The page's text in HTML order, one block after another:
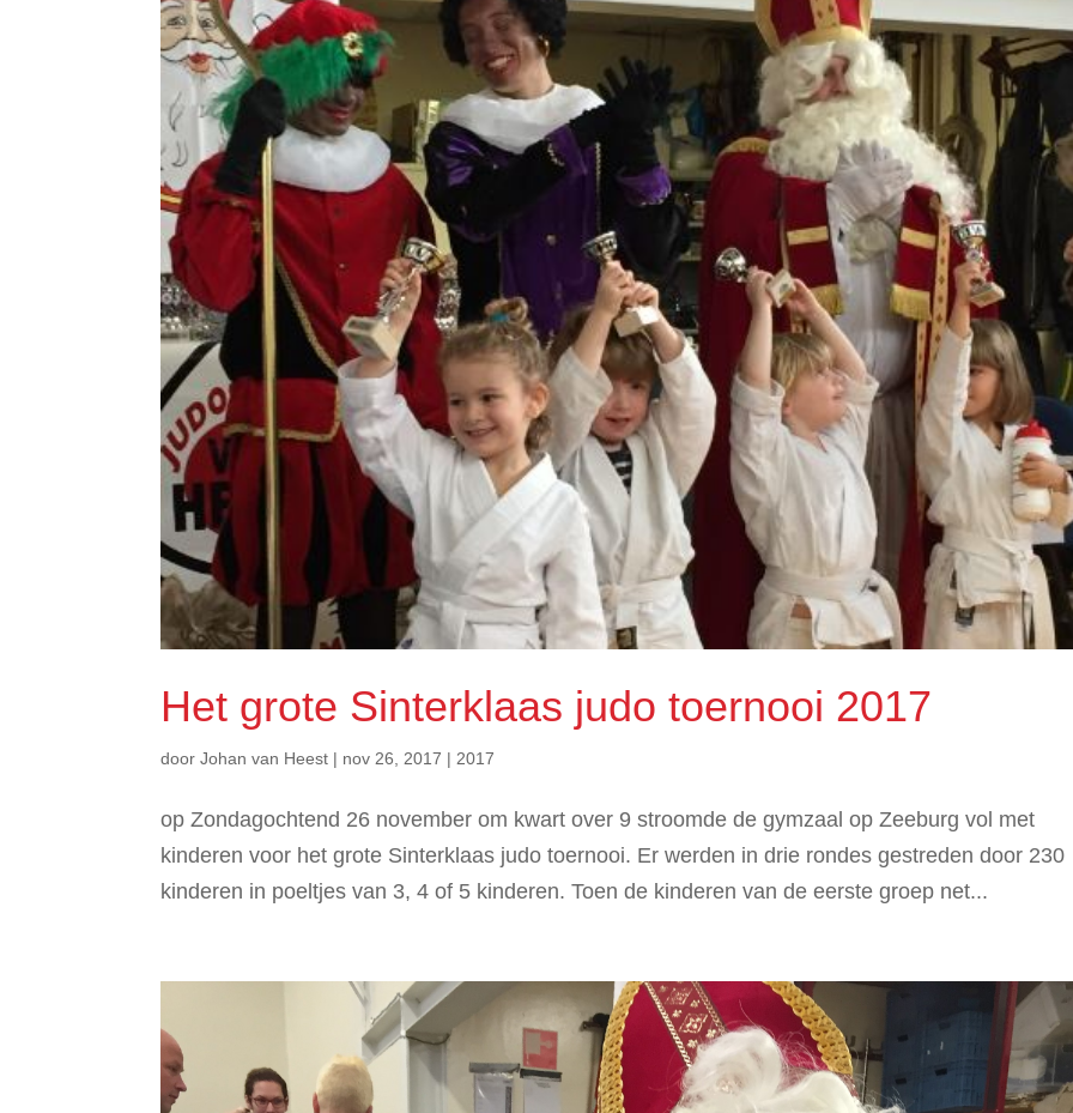
Het grote Sinterklaas judo toernooi 2017
doorJohan van Heest | nov 26, 2017 |2017
op Zondagochtend 26 november om kwart over 9 stroomde de gymzaal op Zeeburg vol met
kinderen voor het grote Sinterklaas judo toernooi. Er werden in drie rondes gestreden door 230
kinderen in poeltjes van 3, 4 of 5 kinderen. Toen de kinderen van de eerste groep net...